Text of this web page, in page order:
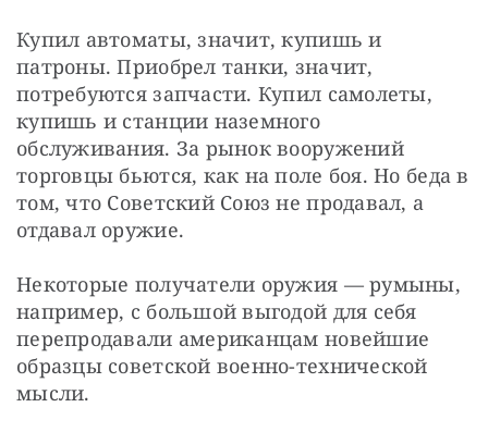
Купил автоматы, значит, купишь и
патроны. Приобрел танки, значит,
потребуются запчасти. Купил самолеты,
купишь и станции наземного
обслуживания. За рынок вооружений
торговцы бьются, как на поле боя. Но беда в
том, что Советский Союз не продавал, а
отдавал оружие.
Некоторые получатели оружия — румыны,
например, с большой выгодой для себя
перепродавали американцам новейшие
образцы советской военно-технической
мысли.